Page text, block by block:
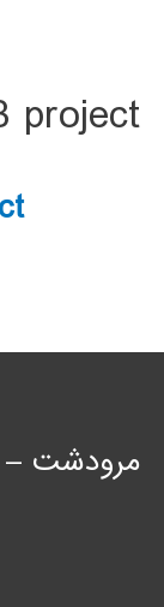
project
مرودشت – 22 بهمن شمالی